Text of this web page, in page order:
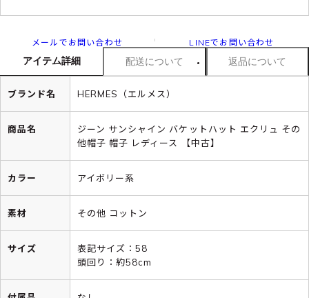
メールでお問い合わせ LINEでお問い合わせ
アイテム詳細 配送について 返品について
ブランド名 HERMES（エルメス）
商品名
ジーン サンシャイン バケットハット エクリュ その
他帽子 帽子 レディース 【中古】
カラー アイボリー系
素材 その他 コットン
サイズ
表記サイズ：58
頭回り：約58cm